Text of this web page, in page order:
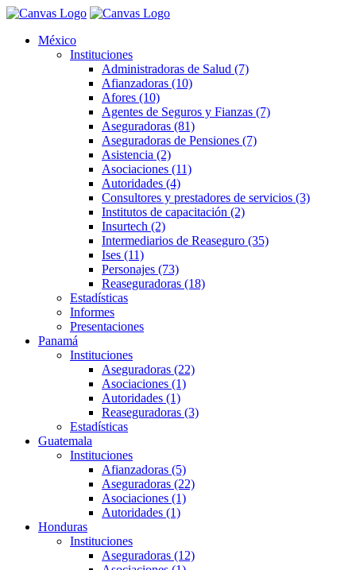
México
Instituciones
Administradoras de Salud (7)
Afianzadoras (10)
Afores (10)
Agentes de Seguros y Fianzas (7)
Aseguradoras (81)
Aseguradoras de Pensiones (7)
Asistencia (2)
Asociaciones (11)
Autoridades (4)
Consultores y prestadores de servicios (3)
Institutos de capacitación (2)
Insurtech (2)
Intermediarios de Reaseguro (35)
Ises (11)
Personajes (73)
Reaseguradoras (18)
Estadísticas
Informes
Presentaciones
Panamá
Instituciones
Aseguradoras (22)
Asociaciones (1)
Autoridades (1)
Reaseguradoras (3)
Estadísticas
Guatemala
Instituciones
Afianzadoras (5)
Aseguradoras (22)
Asociaciones (1)
Autoridades (1)
Honduras
Instituciones
Aseguradoras (12)